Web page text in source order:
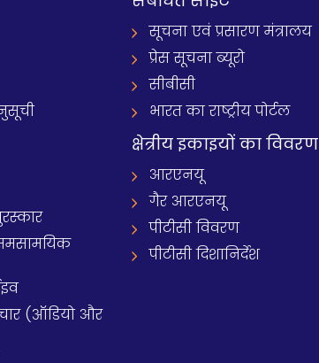
(ऑडियो और
सूचना एवं प्रसारण मंत्रालय
प्रेस सूचना ब्यूरो
सीबीसी
भारत का राष्ट्रीय पोर्टल
क्षेत्रीय इकाइयों का विवरण
आरएनयू
गैर आरएनयू
पीटीसी विवरण
पीटीसी दिशानिर्देश